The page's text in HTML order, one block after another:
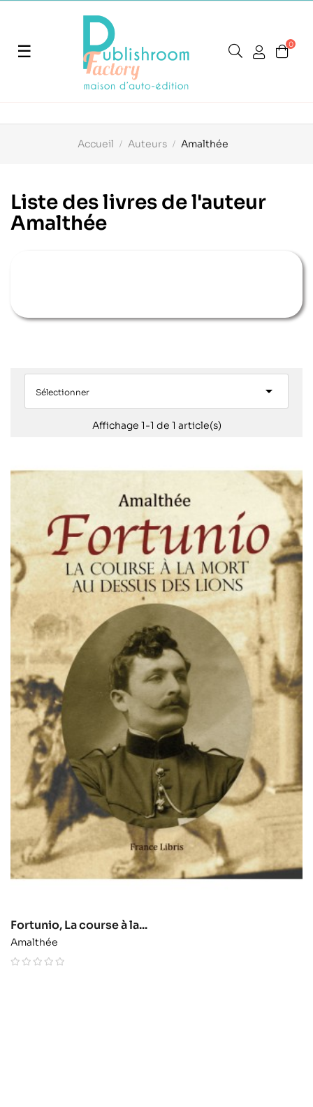
Basculer
navigation
☰ 0
Accueil Auteurs Amalthée
Liste des livres de l'auteur
Amalthée
Sélectionner 
Affichage 1-1 de 1 article(s)
Fortunio, La course à la...
Amalthée